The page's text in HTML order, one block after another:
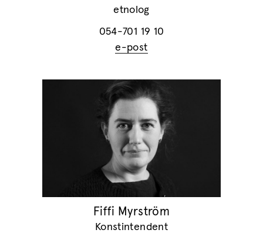
etnolog
054-701 19 10
e-post
Fiffi Myrström
Konstintendent